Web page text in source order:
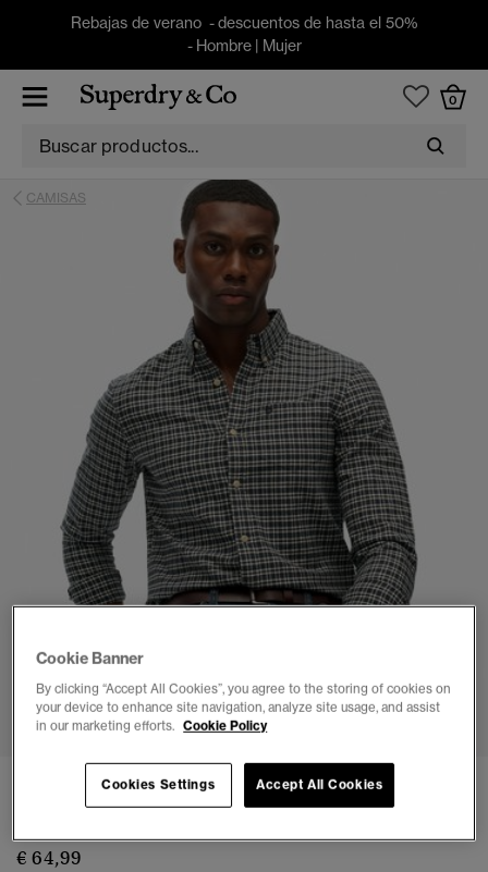
Rebajas de verano - descuentos de hasta el 50%
- Hombre| Mujer
0
CAMISAS
1 2 3 4 5 6
Camisa Oxford de Cuadros Premium
€ 64,99
Cookie Banner
By clicking “Accept All Cookies”, you agree to the storing of cookies on
your device to enhance site navigation, analyze site usage, and assist
in our marketing efforts. Cookie Policy
Accept All Cookies
Cookies Settings